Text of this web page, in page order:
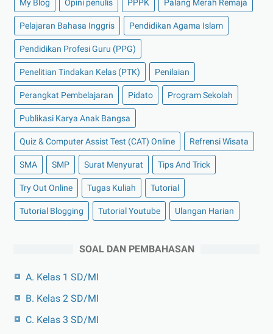
My Blog Opini penulis PPPK Palang Merah Remaja
Pelajaran Bahasa Inggris Pendidikan Agama Islam
Pendidikan Profesi Guru (PPG)
Penelitian Tindakan Kelas (PTK) Penilaian
Perangkat Pembelajaran Pidato Program Sekolah
Publikasi Karya Anak Bangsa
Quiz & Computer Assist Test (CAT) Online Refrensi Wisata
SMA SMP Surat Menyurat Tips And Trick
Try Out Online Tugas Kuliah Tutorial
Tutorial Blogging Tutorial Youtube Ulangan Harian
SOAL DAN PEMBAHASAN
A. Kelas 1 SD/MI
B. Kelas 2 SD/MI
C. Kelas 3 SD/MI